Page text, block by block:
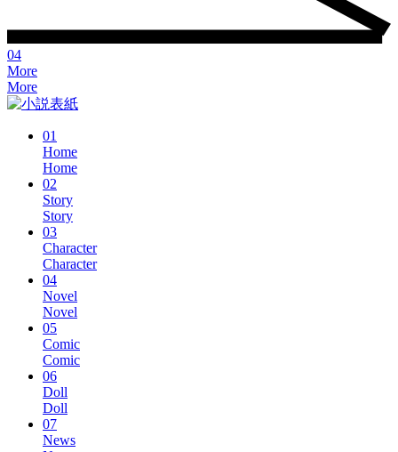
04
More
More
01
Home
Home
02
Story
Story
03
Character
Character
04
Novel
Novel
05
Comic
Comic
06
Doll
Doll
07
News